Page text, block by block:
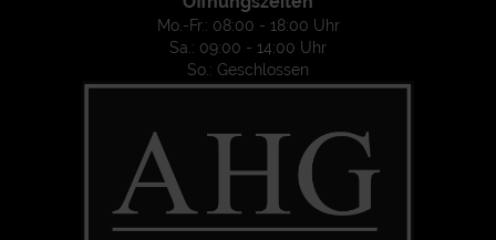
Mo.-Fr.: 08:00 - 18:00 Uhr
Sa.: 09:00 - 14:00 Uhr
So.: Geschlossen